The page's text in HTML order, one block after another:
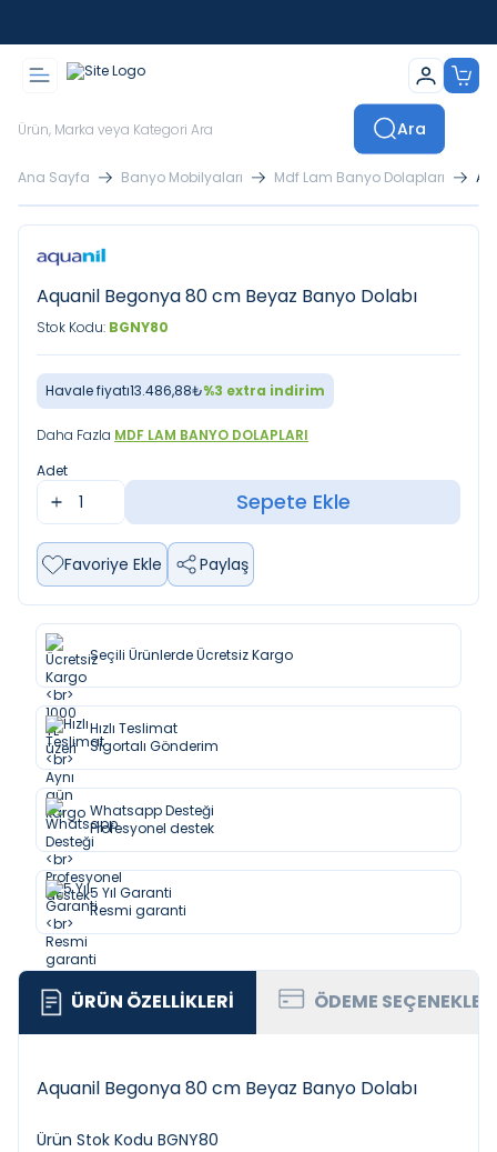
Ara
Ana Sayfa Banyo Mobilyaları Mdf Lam Banyo Dolapları
Aquanil Begonya 80 cm Beyaz Banyo Dolabı
Stok Kodu: BGNY80
Havale fiyatı13.486,88₺%3 extra indirim
Daha Fazla MDF LAM BANYO DOLAPLARI
Adet
Sepete Ekle
Favoriye Ekle Paylaş
Seçili Ürünlerde Ücretsiz Kargo
Hızlı Teslimat
Sigortalı Gönderim
Whatsapp Desteği
Profesyonel destek
5 Yıl Garanti
Resmi garanti
ÜRÜN ÖZELLIKLERI ÖDEME
Aquanil Begonya 80 cm Beyaz Banyo Dolabı
Ürün Stok Kodu BGNY80